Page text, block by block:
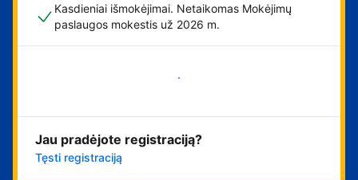
Kasdieniai išmokėjimai. Netaikomas Mokėjimų
paslaugos mokestis už 2026 m.
Pradėti
Jau pradėjote registraciją?
Tęsti registraciją